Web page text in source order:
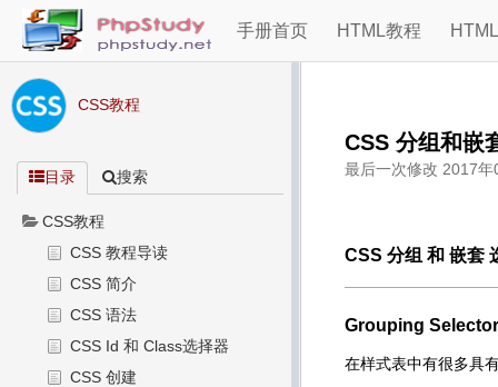
手册首页 HTML教程
CSS教程
目录 搜索
CSS教程
CSS 教程导读
CSS 简介
CSS 语法
CSS Id 和 Class选择器
CSS 创建
CSS 分组和嵌
最后一次修改 2017年
CSS 分组 和 嵌套
Grouping
在样式表中有很多具